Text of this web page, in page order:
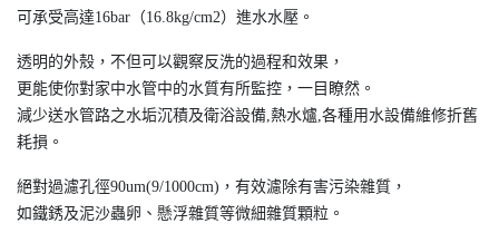
可承受高達16bar（16.8kg/cm2）進水水壓。
透明的外殼，不但可以觀察反洗的過程和效果，
更能使你對家中水管中的水質有所監控，一目瞭然。
減少送水管路之水垢沉積及衛浴設備,熱水爐,各種用水設備維修折舊
耗損。
絕對過濾孔徑90um(9/1000cm)，有效濾除有害污染雜質，
如鐵銹及泥沙蟲卵、懸浮雜質等微細雜質顆粒。